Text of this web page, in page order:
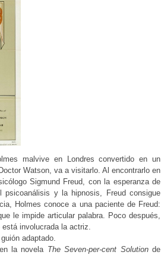
malvive en Londres convertido en un
Watson, va a visitarlo. Al encontrarlo en
Sigmund Freud, con la esperanza de
y la hipnosis, Freud consigue
Holmes conoce a una paciente de Freud:
le impide articular palabra. Poco después,
involucrada la actriz.
adaptado.
la novela The Seven-per-cent Solutionde